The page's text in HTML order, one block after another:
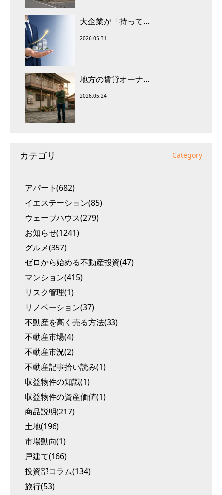
大企業が「持って...
2026.05.31
地方の賃貸オーナ...
2026.05.24
カテゴリ Category
アパート(682)
イエステーション(85)
ウェーブハウス(279)
お知らせ(1241)
グルメ(357)
ゼロから始める不動産投資(47)
マンション(415)
リスク管理(1)
リノベーション(37)
不動産を高く売る方法(33)
不動産市場(4)
不動産市況(2)
不動産記事拾い読み(1)
収益物件の知識(1)
収益物件の資産価値(1)
商品説明(217)
土地(196)
市場動向(1)
戸建て(166)
投資部コラム(134)
旅行(53)